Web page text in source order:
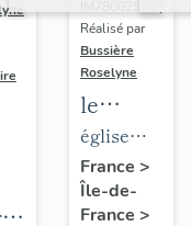
Réalisé par
Bussière
Roselyne
le
mobilier
de
l'église
église
paroissiale
Saint-
France >
Île-de-
France >